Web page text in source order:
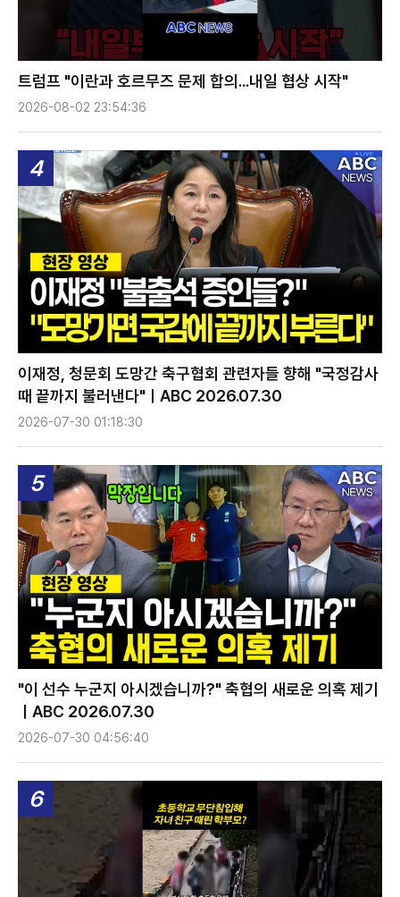
트럼프 "이란과 호르무즈 문제 합의...내일 협상 시작"
2026-08-02 23:54:36
4
이재정, 청문회 도망간 축구협회 관련자들 향해 "국정감사
때 끝까지 불러낸다"ㅣABC 2026.07.30
2026-07-30 01:18:30
5
"이 선수 누군지 아시겠습니까?" 축협의 새로운 의혹 제기
ㅣABC 2026.07.30
2026-07-30 04:56:40
6